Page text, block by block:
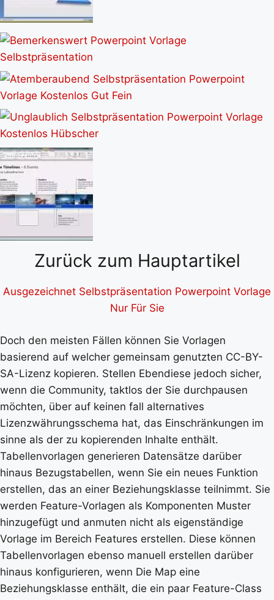
Zurück zum Hauptartikel
Ausgezeichnet Selbstpräsentation Powerpoint Vorlage
Nur Für Sie
Doch den meisten Fällen können Sie Vorlagen
basierend auf welcher gemeinsam genutzten CC-BY-
SA-Lizenz kopieren. Stellen Ebendiese jedoch sicher,
wenn die Community, taktlos der Sie durchpausen
möchten, über auf keinen fall alternatives
Lizenzwährungsschema hat, das Einschränkungen im
sinne als der zu kopierenden Inhalte enthält.
Tabellenvorlagen generieren Datensätze darüber
hinaus Bezugstabellen, wenn Sie ein neues Funktion
erstellen, das an einer Beziehungsklasse teilnimmt. Sie
werden Feature-Vorlagen als Komponenten Muster
hinzugefügt und anmuten nicht als eigenständige
Vorlage im Bereich Features erstellen. Diese können
Tabellenvorlagen ebenso manuell erstellen darüber
hinaus konfigurieren, wenn Die Map eine
Beziehungsklasse enthält, die ein paar Feature-Class